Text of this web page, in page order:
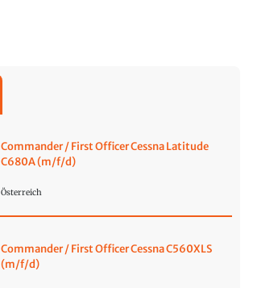
Commander / First Officer Cessna Latitude
C680A (m/f/d)
Österreich
Commander / First Officer Cessna C560XLS
(m/f/d)